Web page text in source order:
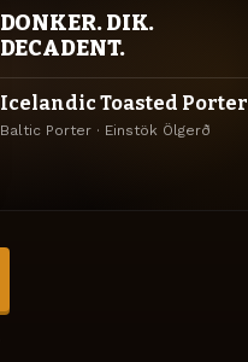
DONKER. DIK.
DECADENT.
Icelandic Toasted Porter
Baltic Porter · Einstök Ölgerð